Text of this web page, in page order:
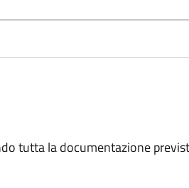
tutta la documentazione